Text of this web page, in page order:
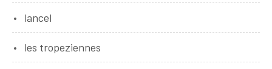
lancel
les tropeziennes